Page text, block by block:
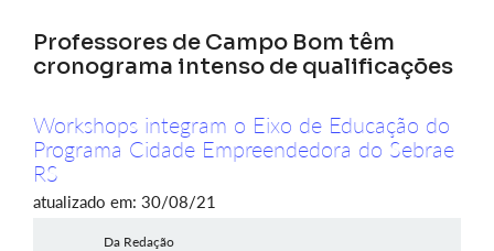
Professores de Campo Bom têm
cronograma intenso de qualificações
Workshops integram o Eixo de Educação do
Programa Cidade Empreendedora do Sebrae
RS
atualizado em: 30/08/21
Da Redação